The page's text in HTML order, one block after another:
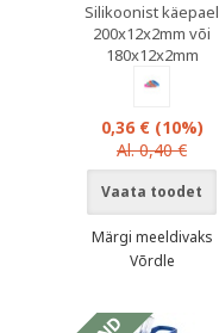
Silikoonist käepael
200x12x2mm või
180x12x2mm
0,36 € (10%)
Al. 0,40 €
Vaata toodet
Märgi meeldivaks
Võrdle